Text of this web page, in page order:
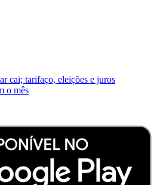
cai; tarifaço, eleições e juros
o mês